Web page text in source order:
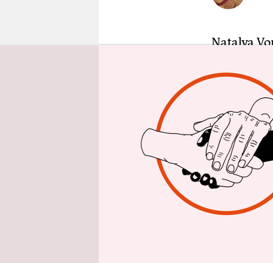
Natalya
neuen
Vo­rozh­bit
die
werden.
und gibt
Interview.
März ist
im Auto
Exakt vor
ihres
dessen